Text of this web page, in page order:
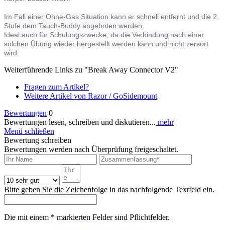
Im Fall einer Ohne-Gas Situation kann er schnell entfernt und die 2.
Stufe dem Tauch-Buddy angeboten werden.
Ideal auch für Schulungszwecke, da die Verbindung nach einer
solchen Übung wieder hergestellt werden kann und nicht zersört
wird.
Weiterführende Links zu "Break Away Connector V2"
Fragen zum Artikel?
Weitere Artikel von Razor / GoSidemount
Bewertungen 0
Bewertungen lesen, schreiben und diskutieren... mehr
Menü schließen
Bewertung schreiben
Bewertungen werden nach Überprüfung freigeschaltet.
Bitte geben Sie die Zeichenfolge in das nachfolgende Textfeld ein.
Die mit einem * markierten Felder sind Pflichtfelder.